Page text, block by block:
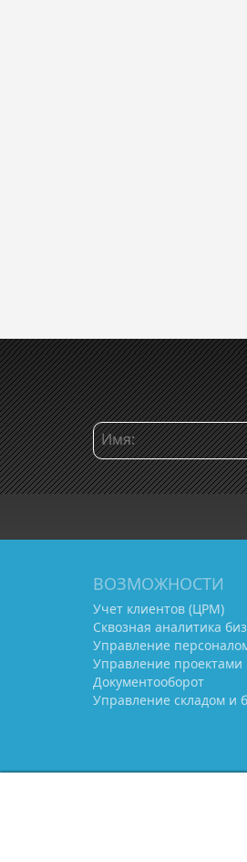
ВОЗМОЖНОСТИ
Учет клиентов (ЦРМ)
Сквозная аналитика
Управление
Управление проектами
Документооборот
Управление складом и